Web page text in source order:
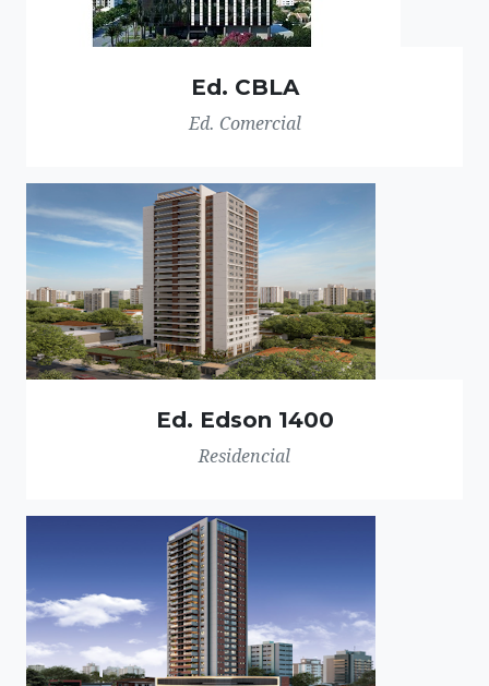
Ed. CBLA
Ed. Comercial
Ed. Edson 1400
Residencial